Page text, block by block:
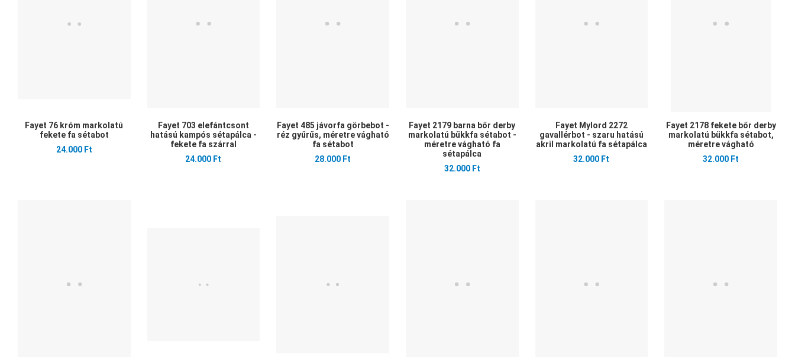
Fayet 76 króm markolatú
fekete fa sétabot
24.000 Ft
Fayet 703 elefántcsont
hatású kampós sétapálca -
fekete fa szárral
24.000 Ft
Fayet 485 jávorfa görbebot -
réz gyűrűs, méretre vágható
fa sétabot
28.000 Ft
Fayet 2179 barna bőr derby
markolatú bükkfa sétabot -
méretre vágható fa
sétapálca
32.000 Ft
Fayet Mylord 2272
gavallérbot - szaru hatású
akril markolatú fa sétapálca
32.000 Ft
Fayet 2178 fekete bőr derby
markolatú bükkfa sétabot,
méretre vágható
32.000 Ft